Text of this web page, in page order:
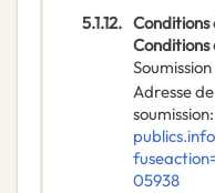
5.1.12. Conditions
Conditions
Adresse de
soumission:
05938